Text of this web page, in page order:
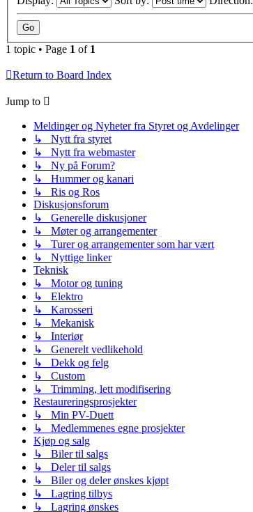
1 topic • Page 1 of 1
Return to Board Index
Jump to
Meldinger og Nyheter fra Styret og Avdelinger
↳ Nytt fra styret
↳ Nytt fra webmaster
↳ Ny på Forum?
↳ Hummer og kanari
↳ Ris og Ros
Diskusjonsforum
↳ Generelle diskusjoner
↳ Møter og arrangementer
↳ Turer og arrangementer som har vært
↳ Nyttige linker
Teknisk
↳ Motor og tuning
↳ Elektro
↳ Karosseri
↳ Mekanisk
↳ Interiør
↳ Generelt vedlikehold
↳ Dekk og felg
↳ Custom
↳ Trimming, lett modifisering
Restaureringsprosjekter
↳ Min PV-Duett
↳ Medlemmenes egne prosjekter
Kjøp og salg
↳ Biler til salgs
↳ Deler til salgs
↳ Biler og deler ønskes kjøpt
↳ Lagring tilbys
↳ Lagring ønskes